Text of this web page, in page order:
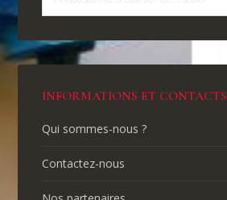
INFORMATIONS ET CONTACTS
Qui sommes-nous ?
Contactez-nous